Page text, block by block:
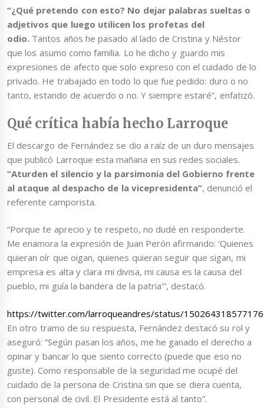
“¿Qué pretendo con esto? No dejar palabras sueltas o
adjetivos que luego utilicen los profetas del
odio. Tantos años he pasado al lado de Cristina y Néstor
que los asumo como familia. Lo he dicho y guardo mis
expresiones de afecto que solo expreso con el cuidado de lo
privado. He trabajado en todo lo que fue pedido: duro o no
tanto, estando de acuerdo o no. Y siempre estaré”, enfatizó.
Qué crítica había hecho Larroque
El descargo de Fernández se dio a raíz de un duro mensajes
que publicó Larroque esta mañana en sus redes sociales.
“Aturden el silencio y la parsimonia del Gobierno frente
al ataque al despacho de la vicepresidenta”, denunció el
referente camporista.
“Porque te aprecio y te respeto, no dudé en responderte.
Me enamora la expresión de Juan Perón afirmando: ‘Quienes
quieran oír que oigan, quienes quieran seguir que sigan, mi
empresa es alta y clara mi divisa, mi causa es la causa del
pueblo, mi guía la bandera de la patria'”, destacó.
https://twitter.com/larroqueandres/status/
En otro tramo de su respuesta, Fernández destacó su rol y
aseguró: “Según pasan los años, me he ganado el derecho a
opinar y bancar lo que siento correcto (puede que eso no
guste). Como responsable de la seguridad me ocupé del
cuidado de la persona de Cristina sin que se diera cuenta,
con personal de civil. El Presidente está al tanto”.